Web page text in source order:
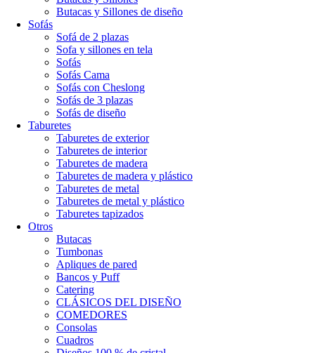
Butacas y Sillones de diseño
Sofás
Sofá de 2 plazas
Sofa y sillones en tela
Sofás
Sofás Cama
Sofás con Cheslong
Sofás de 3 plazas
Sofás de diseño
Taburetes
Taburetes de exterior
Taburetes de interior
Taburetes de madera
Taburetes de madera y plástico
Taburetes de metal
Taburetes de metal y plástico
Taburetes tapizados
Otros
Butacas
Tumbonas
Apliques de pared
Bancos y Puff
Catering
CLÁSICOS DEL DISEÑO
COMEDORES
Consolas
Cuadros